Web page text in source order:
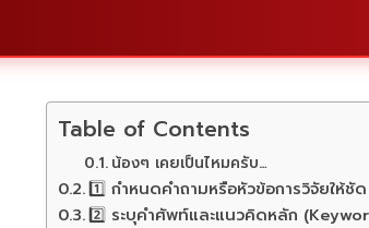
Table of Contents
น้องๆ เคยเป็นไหมครับ…
1️⃣ กำหนดคำถามหรือหัวข้อการวิจัยให้
2️⃣ ระบุคำศัพท์และแนวคิดหลัก